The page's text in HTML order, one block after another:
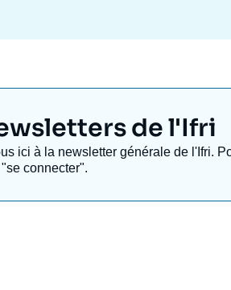
de l'Ifri
ici à la newsletter générale de l'Ifri.
connecter".